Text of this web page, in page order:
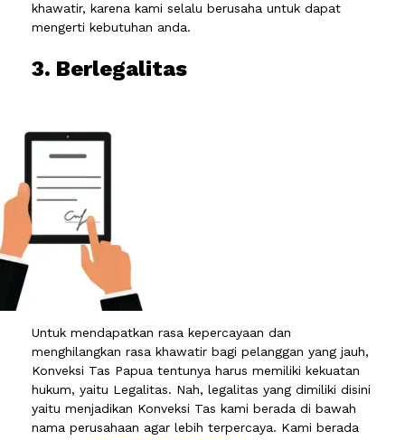
khawatir, karena kami selalu berusaha untuk dapat
mengerti kebutuhan anda.
3. Berlegalitas
Untuk mendapatkan rasa kepercayaan dan
menghilangkan rasa khawatir bagi pelanggan yang jauh,
Konveksi Tas Papua tentunya harus memiliki kekuatan
hukum, yaitu Legalitas. Nah, legalitas yang dimiliki disini
yaitu menjadikan Konveksi Tas kami berada di bawah
nama perusahaan agar lebih terpercaya. Kami berada